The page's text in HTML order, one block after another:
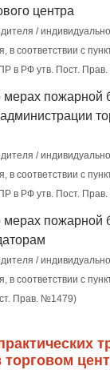
центра
/
в соответствии с
в РФ утв. Пост.
мерах пожарной
/
в соответствии с
в РФ утв. Пост.
мерах пожарной
/
в соответствии с
Прав. №1479)
торговом